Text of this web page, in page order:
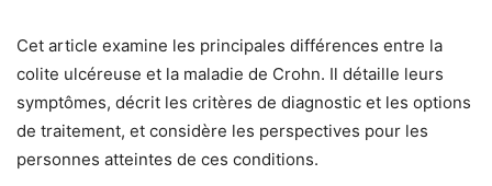
Cet article examine les principales différences entre la
colite ulcéreuse et la maladie de Crohn. Il détaille leurs
symptômes, décrit les critères de diagnostic et les options
de traitement, et considère les perspectives pour les
personnes atteintes de ces conditions.